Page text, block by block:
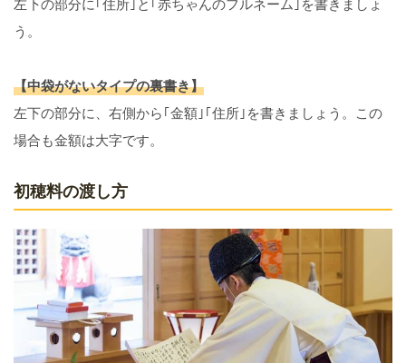
う。
【中袋がないタイプの裏書き】
左下の部分に、右側から｢金額｣｢住所｣を書きましょう。この
場合も金額は大字です。
初穂料の渡し方